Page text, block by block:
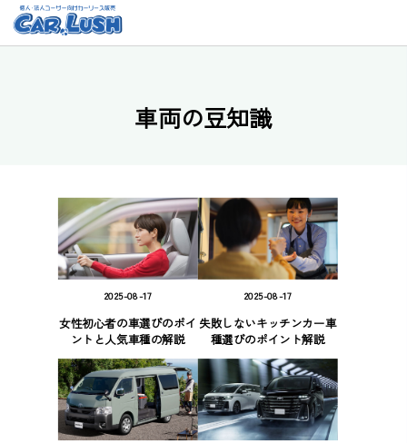
車両の豆知識
2025-08-17
女性初心者の車選びのポイ
ントと人気車種の解説
2025-08-17
失敗しないキッチンカー車
種選びのポイント解説